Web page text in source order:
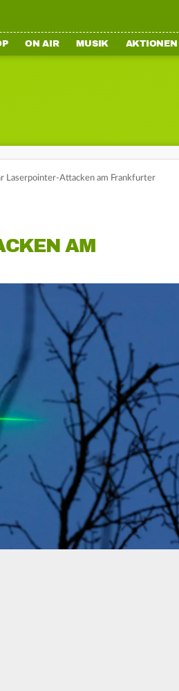
ON AIR MUSIK AKTIONEN
Laserpointer-Attacken am Frankfurter
AM